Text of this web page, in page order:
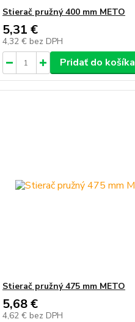
Stierač pružný 400 mm METO
5,31 €
4,32 € bez DPH
Pridať do košíka
Stierač pružný 475 mm METO
5,68 €
4,62 € bez DPH